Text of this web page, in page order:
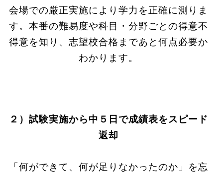
会場での厳正実施により学力を正確に測りま
す。本番の難易度や科目・分野ごとの得意不
得意を知り、志望校合格まであと何点必要か
わかります。
２）試験実施から中５日で成績表をスピード
返却
「何ができて、何が足りなかったのか」を忘